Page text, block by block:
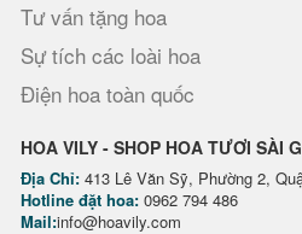
Tư vấn tặng hoa
Sự tích các loài hoa
Điện hoa toàn quốc
HOA VILY - SHOP HOA TƯƠI SÀI
Địa Chỉ: 413 Lê Văn Sỹ, Phường 2,
Hotline đặt hoa: 0962 794 486
Mail:info@hoavily.com